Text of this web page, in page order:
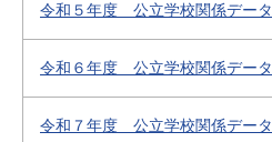
令和５年度 公立学校関係データ
令和６年度 公立学校関係データ
令和７年度 公立学校関係データ